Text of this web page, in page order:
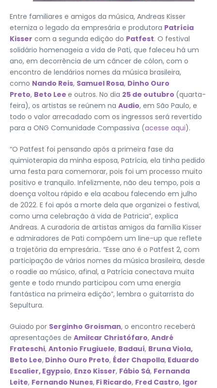
Entre familiares e amigos da música, Andreas Kisser
eterniza o legado da empresária e produtora Patrícia
Kisser com a segunda edição do Patfest. O festival
solidário homenageia a vida de Pati, que faleceu há um
ano, em decorrência de um câncer de cólon, com o
encontro de lendários nomes da música brasileira,
como Nando Reis, Samuel Rosa, Dinho Ouro
Preto, Beto Lee e outros. No dia 25 de outubro (quarta-
feira), os artistas se reúnem na Audio, em São Paulo, e
todo o valor arrecadado com os ingressos será revertido
para a ONG Comunidade Compassiva (acesse aqui).
“O Patfest foi pensando após a primeira fase da
quimioterapia da minha esposa, Patrícia, ela tinha pedido
uma festa para comemorar, pois foi um processo muito
positivo e tranquilo. Infelizmente, não deu tempo, pois a
doença voltou rápido e ela acabou falecendo em julho
de 2022. E foi após a morte dela que organizei o festival,
como uma celebração à vida de Patricia”, explica
Andreas. A curadoria de artistas amigos da família Kisser
e admiradores de Pati compõem um line-up que reflete
a trajetória da empresária.. “Esse ano é o Patfest 2, com
participação de vários nomes da música brasileira, desde
o roadie ao músico, afinal, a Patrícia conectava muita
gente e todo mundo participou com uma energia
fantástica na primeira edição”, lembra o guitarrista do
Sepultura.
Guiado por Serginho Groisman, o encontro receberá
apresentações de Amilcar Christófaro, André
Frateschi, Antonio Frugiuele, Badauí, Bruna Viola,
Beto Lee, Dinho Ouro Preto, Éder Chapolla, Eduardo
Escalier, Egypsio, Enzo Kisser, Fábio Sá, Fernanda
Leite, Fernando Nunes, Fi Ricardo, Fred Castro, Igor